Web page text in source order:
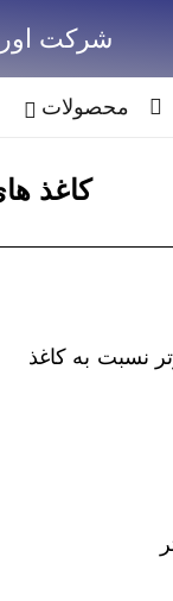
شرکت
محصولات
کاغذ
نسبت به کاغذ